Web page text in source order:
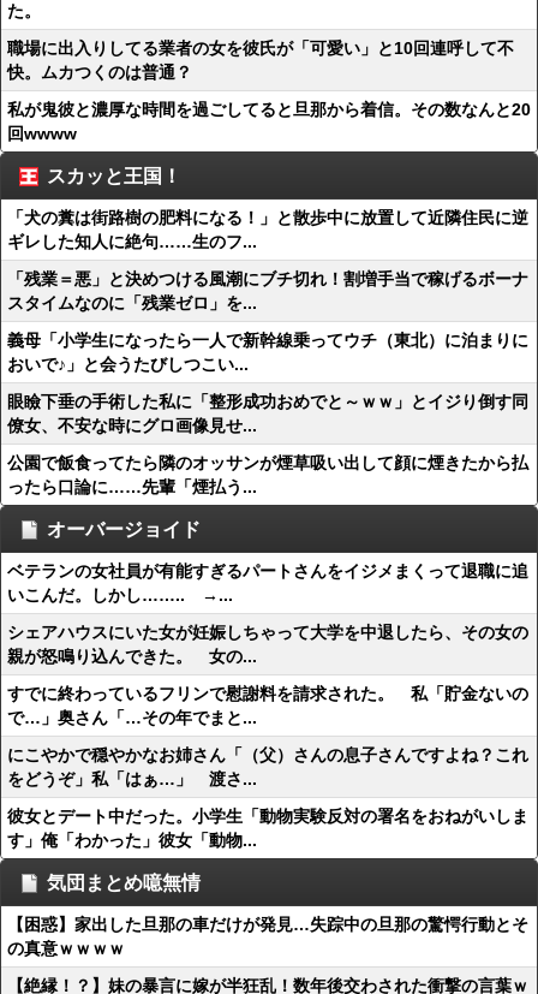
た。
職場に出入りしてる業者の女を彼氏が「可愛い」と10回連呼して不
快。ムカつくのは普通？
私が鬼彼と濃厚な時間を過ごしてると旦那から着信。その数なんと20
回wwww
スカッと王国！
「犬の糞は街路樹の肥料になる！」と散歩中に放置して近隣住民に逆
ギレした知人に絶句……生のフ...
「残業＝悪」と決めつける風潮にブチ切れ！割増手当で稼げるボーナ
スタイムなのに「残業ゼロ」を...
義母「小学生になったら一人で新幹線乗ってウチ（東北）に泊まりに
おいで♪」と会うたびしつこい...
眼瞼下垂の手術した私に「整形成功おめでと～ｗｗ」とイジり倒す同
僚女、不安な時にグロ画像見せ...
公園で飯食ってたら隣のオッサンが煙草吸い出して顔に煙きたから払
ったら口論に……先輩「煙払う...
オーバージョイド
ベテランの女社員が有能すぎるパートさんをイジメまくって退職に追
いこんだ。しかし…….. →...
シェアハウスにいた女が妊娠しちゃって大学を中退したら、その女の
親が怒鳴り込んできた。 女の...
すでに終わっているフリンで慰謝料を請求された。 私「貯金ないの
で…」奥さん「…その年でまと...
にこやかで穏やかなお姉さん「（父）さんの息子さんですよね？これ
をどうぞ」私「はぁ…」 渡さ...
彼女とデート中だった。小学生「動物実験反対の署名をおねがいしま
す」俺「わかった」彼女「動物...
気団まとめ噫無情
【困惑】家出した旦那の車だけが発見…失踪中の旦那の驚愕行動とそ
の真意ｗｗｗｗ
【絶縁！？】妹の暴言に嫁が半狂乱！数年後交わされた衝撃の言葉ｗ